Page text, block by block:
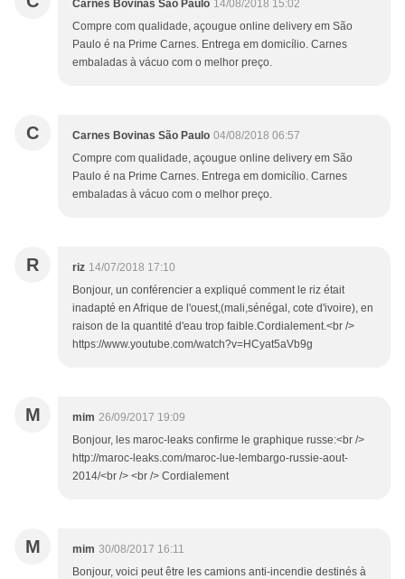
Carnes Bovinas São Paulo 14/08/2018 15:02
Compre com qualidade, açougue online delivery em São
Paulo é na Prime Carnes. Entrega em domicílio. Carnes
embaladas à vácuo com o melhor preço.
C Carnes Bovinas São Paulo 04/08/2018 06:57
Compre com qualidade, açougue online delivery em São
Paulo é na Prime Carnes. Entrega em domicílio. Carnes
embaladas à vácuo com o melhor preço.
R riz 14/07/2018 17:10
Bonjour, un conférencier a expliqué comment le riz était
inadapté en Afrique de l'ouest,(mali,sénégal, cote d'ivoire), en
raison de la quantité d'eau trop faible.Cordialement.<br />
https://www.youtube.com/watch?v=HCyat5aVb9g
M mim 26/09/2017 19:09
Bonjour, les maroc-leaks confirme le graphique russe:<br />
http://maroc-leaks.com/maroc-lue-lembargo-russie-aout-
2014/<br /> <br /> Cordialement
M mim 30/08/2017 16:11
Bonjour, voici peut être les camions anti-incendie destinés à